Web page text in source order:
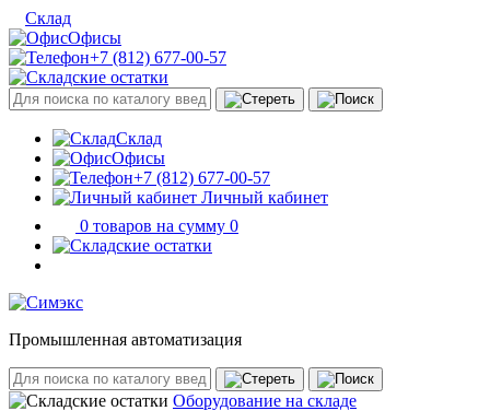
Склад
Офисы
+7 (812) 677-00-57
Склад
Офисы
+7 (812) 677-00-57
Личный кабинет
0 товаров на сумму 0
Промышленная автоматизация
Оборудование на складе